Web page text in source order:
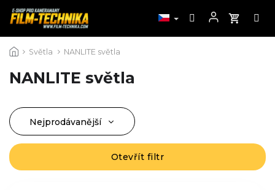
na
Světla NANLITE světla
NANLITE světla
Ř
a
z
e
Nejprodávanější
Nejlevnější
Otevřít filtr
V